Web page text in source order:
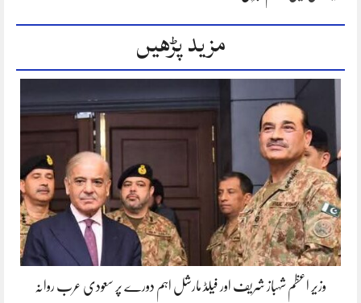
مزید پڑھیں
وزیر اعظم شہباز شریف اور فیلڈ مارشل اہم دورے پر سعودی عرب روانہ